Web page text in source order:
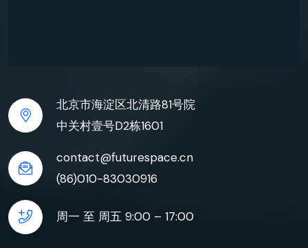
北京市海淀区北清路81号院
中关村壹号D2栋1601
contact@futurespace.cn
(86)010-83030916
周一 至 周五 9:00 – 17:00